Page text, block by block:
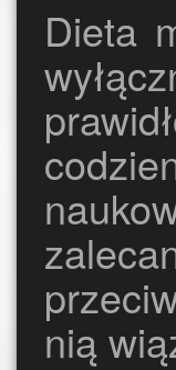
Dieta
nią